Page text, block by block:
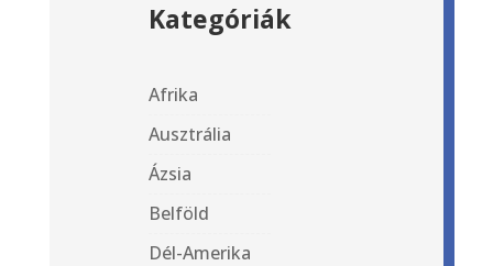
Kategóriák
Afrika
Ausztrália
Ázsia
Belföld
Dél-Amerika